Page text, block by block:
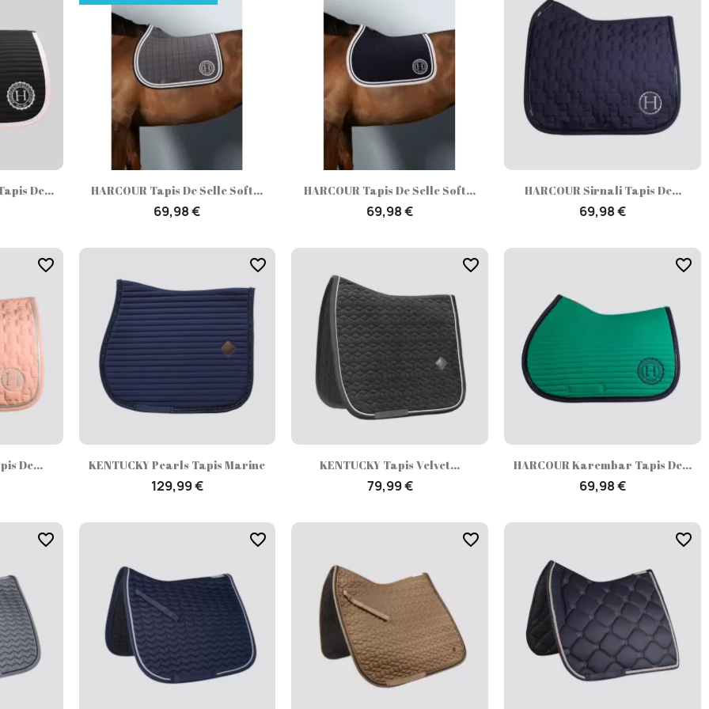
De... Aperçu rapide
HARCOUR Tapis De Selle Soft...
69,98 €
Aperçu rapide
HARCOUR Tapis De Selle Soft...
69,98 €
Aperçu rapide
HARCOUR Sirnali Tapis De...
69,98 €
De...
favorite_border
Aperçu rapide
KENTUCKY Pearls Tapis Marine
129,99 €
favorite_border
Aperçu rapide
KENTUCKY Tapis Velvet...
79,99 €
favorite_border
Aperçu rapide
HARCOUR Karembar Tapis De...
69,98 €
favorite_border
favorite_border favorite_border favorite_border favorite_border